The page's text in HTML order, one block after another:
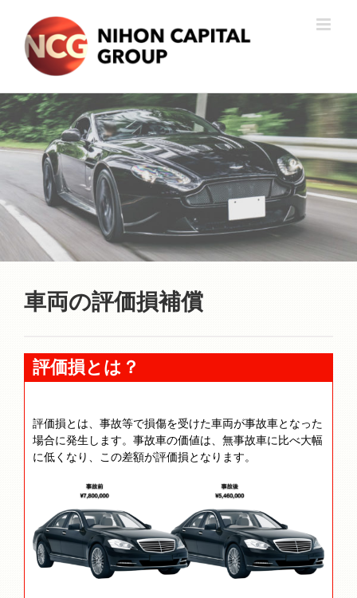
content
車両の評価損補償
評価損とは？
評価損とは、事故等で損傷を受けた車両が事故車となった
場合に発生します。事故車の価値は、無事故車に比べ大幅
に低くなり、この差額が評価損となります。